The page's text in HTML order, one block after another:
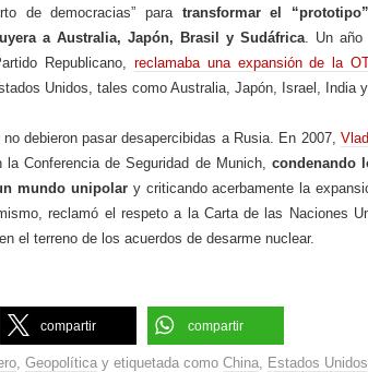
de democracias” para transformar el
a Australia, Japón, Brasil y Sudáfrica. Un año
Republicano, reclamaba una expansión de la
Unidos, tales como Australia, Japón, Israel, India
debieron pasar desapercibidas a Rusia. En 2007,
la Conferencia de Seguridad de Munich, condenando
mundo unipolary criticando acerbamente la
reclamó el respeto a la Carta de las Naciones
el terreno de los acuerdos de desarme nuclear.
compartir compartir
, Geopolítica y etiquetada como China, Estados Unidos